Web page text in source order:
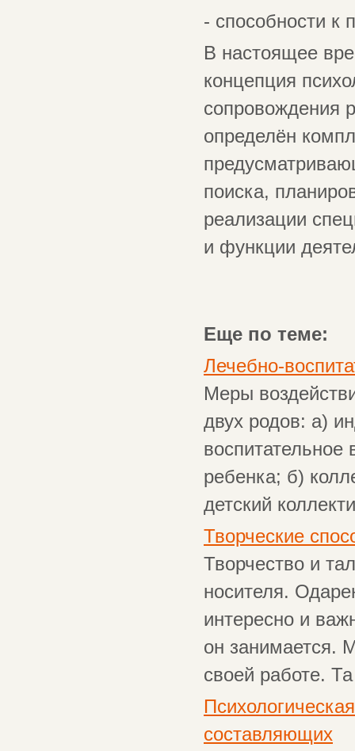
- способности к
В настоящее
концепция
сопровождения
определён
поиска,
реализации
и функции
Еще по теме:
Лечебно-
Меры
двух родов: а)
воспитательное
ребенка; б)
детский
Творческие
Творчество и
носителя.
интересно и
он занимается.
своей работе.
составляющих